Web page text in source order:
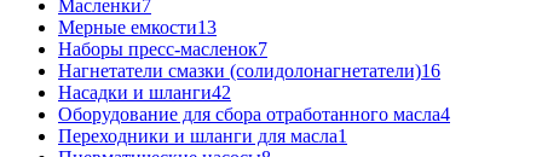
Масленки7
Мерные емкости13
Наборы пресс-масленок7
Нагнетатели смазки (солидолонагнетатели)16
Насадки и шланги42
Оборудование для сбора отработанного масла4
Переходники и шланги для масла1